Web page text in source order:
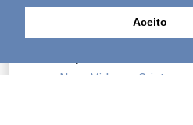
Aceito
file_download print
Nova Vida em Cristo